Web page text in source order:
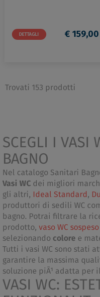
DETTAGLI € 159,00
Trovati 153 prodotti
SCEGLI I VASI
BAGNO
Nel catalogo Sanitari
Vasi WC dei migliori
gli altri, Ideal Standard,
produttori di sedili WC
bagno. Potrai filtrare la
prodotto, vaso WC sospeso
selezionando colore e
Tutti i vasi WC sono stati
garantire la massima
soluzione piÃ¹ adatta per
VASI WC: